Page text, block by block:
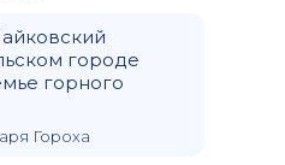
городе
горного
Гороха